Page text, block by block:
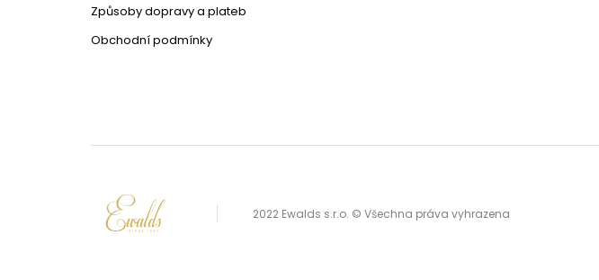
Způsoby dopravy a plateb
Obchodní podmínky
2022 Ewalds s.r.o. © Všechna práva vyhrazena